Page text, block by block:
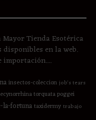
Tienda Esotérica
disponibles en la web.
insectos-coleccion job's tears
torquata poggei
la-fortunataxidermy trabajo